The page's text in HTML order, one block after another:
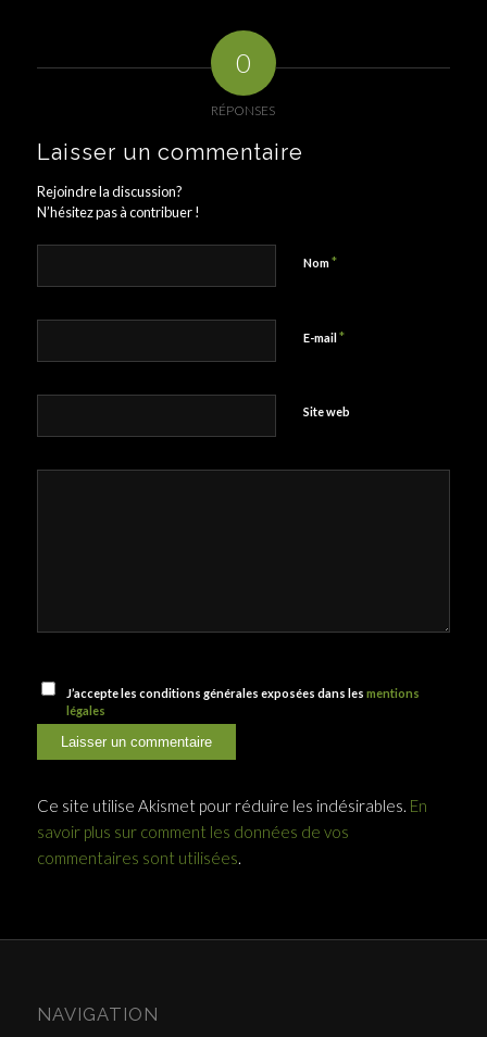
0
RÉPONSES
Laisser un commentaire
Rejoindre la discussion?
N’hésitez pas à contribuer !
Nom*
E-mail *
Site web
J’accepte les conditions générales exposées dans lesmentions
légales
Ce site utilise Akismet pour réduire les indésirables. En
savoir plus sur comment les données de vos
commentaires sont utilisées.
NAVIGATION